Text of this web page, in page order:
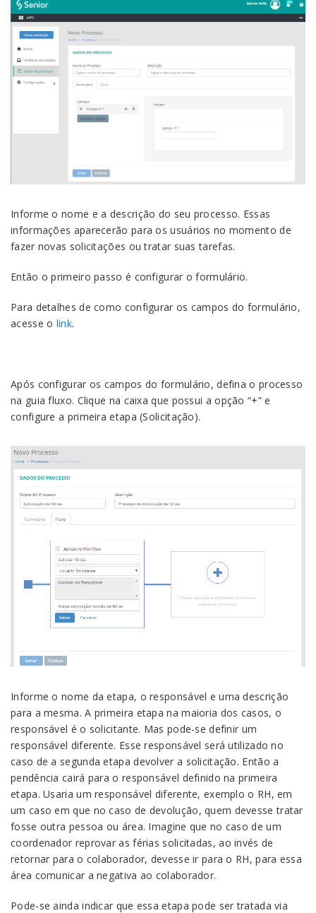
Informe o nome e a descrição do seu processo. Essas
informações aparecerão para os usuários no momento de
fazer novas solicitações ou tratar suas tarefas.
Então o primeiro passo é configurar o formulário.
Para detalhes de como configurar os campos do formulário,
acesse o link.
Após configurar os campos do formulário, defina o processo
na guia fluxo. Clique na caixa que possui a opção “+” e
configure a primeira etapa (Solicitação).
Informe o nome da etapa, o responsável e uma descrição
para a mesma. A primeira etapa na maioria dos casos, o
responsável é o solicitante. Mas pode-se definir um
responsável diferente. Esse responsável será utilizado no
caso de a segunda etapa devolver a solicitação. Então a
pendência cairá para o responsável definido na primeira
etapa. Usaria um responsável diferente, exemplo o RH, em
um caso em que no caso de devolução, quem devesse tratar
fosse outra pessoa ou área. Imagine que no caso de um
coordenador reprovar as férias solicitadas, ao invés de
retornar para o colaborador, devesse ir para o RH, para essa
área comunicar a negativa ao colaborador.
Pode-se ainda indicar que essa etapa pode ser tratada via